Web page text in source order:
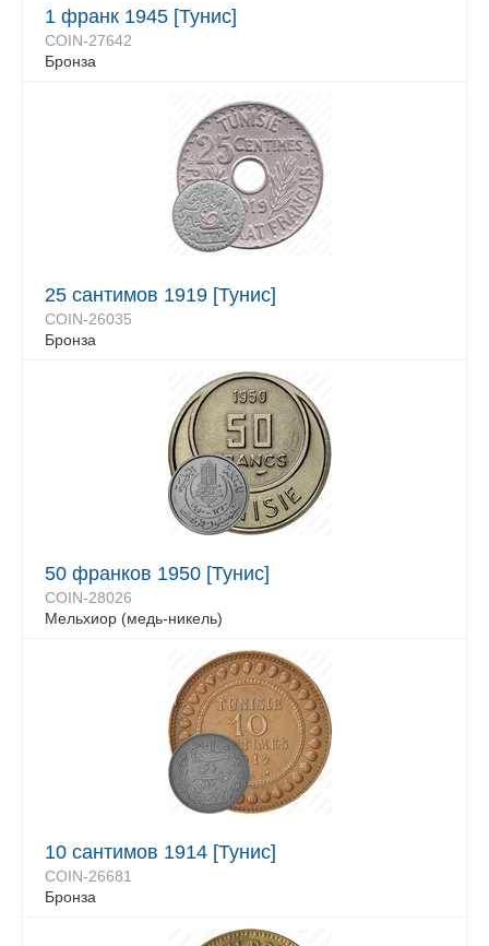
1 франк 1945 [Тунис]
COIN-27642
Бронза
25 сантимов 1919 [Тунис]
COIN-26035
Бронза
50 франков 1950 [Тунис]
COIN-28026
Мельхиор (медь-никель)
10 сантимов 1914 [Тунис]
COIN-26681
Бронза